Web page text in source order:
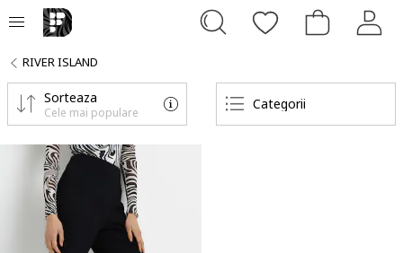
RIVER ISLAND
Categorii
Sorteaza
Cele mai populare